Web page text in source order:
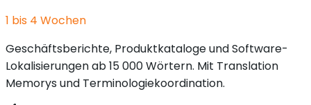
1 bis 4 Wochen
Geschäftsberichte, Produktkataloge und Software-
Lokalisierungen ab 15 000 Wörtern. Mit Translation
Memorys und Terminologiekoordination.